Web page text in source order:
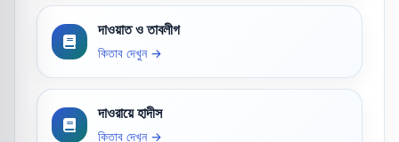
দাওয়াত ও তাবলীগ
কিতাব দেখুন →
দাওরায়ে হাদীস
কিতাব দেখুন →